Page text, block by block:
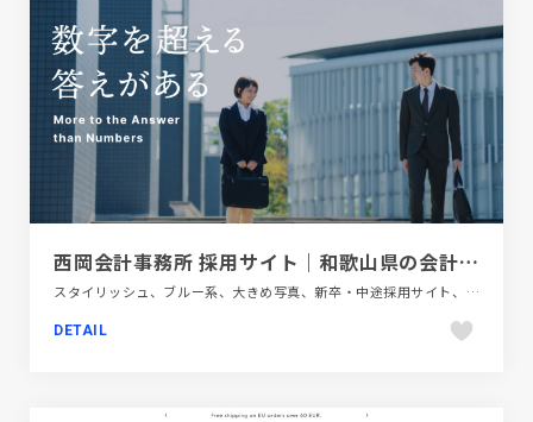
西岡会計事務所 採用サイト｜和歌山県の会計事務所
スタイリッシュ、ブルー系、大きめ写真、新卒・中途採用サイト、金融・法律・人材・専門職
DETAIL